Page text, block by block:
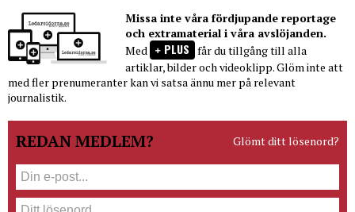
Missa inte våra fördjupande reportage
och extramaterial i våra avslöjanden.
Med
PLUS får du tillgång till alla
artiklar, bilder och videoklipp. Glöm inte att
med fler prenumeranter kan vi satsa ännu mer på relevant
journalistik.
REDAN MEDLEM? Glömt ditt lösenord?